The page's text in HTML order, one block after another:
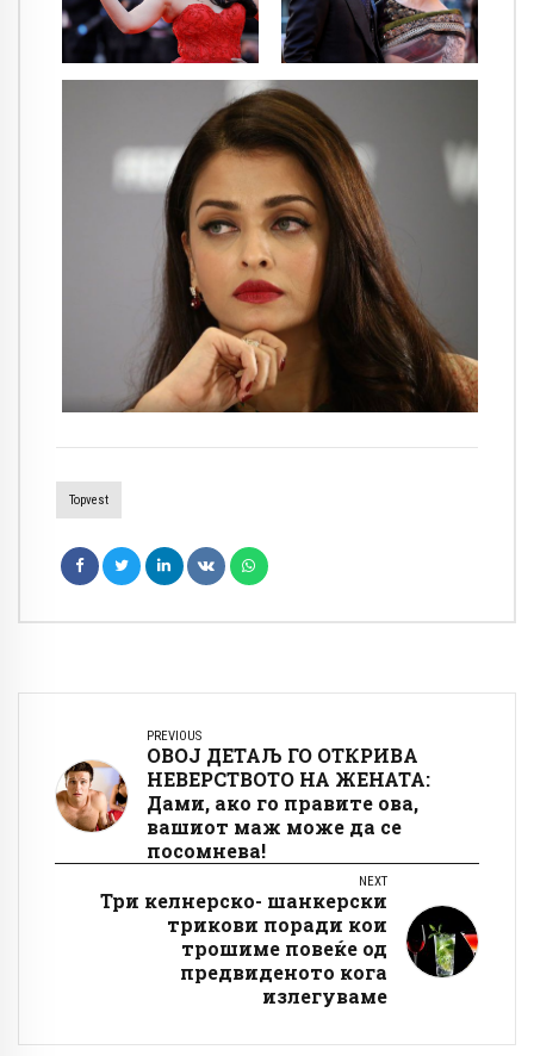
Topvest
PREVIOUS
ОВОЈ ДЕТАЉ ГО ОТКРИВА
НЕВЕРСТВОТО НА ЖЕНАТА:
Дами, ако го правите ова,
вашиот маж може да се
посомнева!
NEXT
Три келнерскo- шанкерски
трикови поради кои
трошиме повеќе од
предвиденото кога
излегуваме